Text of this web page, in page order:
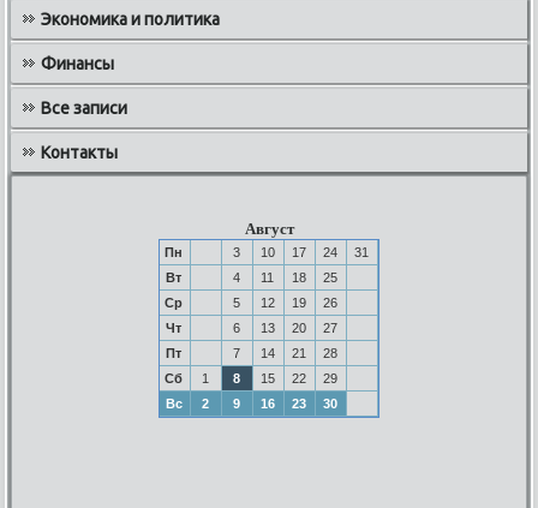
Экономика и политика
Финансы
Все записи
Контакты
Август
Пн 3 10 17 24
31
Вт
4 11 18
25
Ср
5 12 19
26
Чт
6 13 20
27
Пт
7 14 21
28
Сб
1 8 15 22
29
Вс
2 9 16 23 30